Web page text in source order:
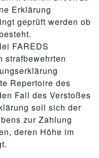
Erklärung
geprüft werden ob
FAREDS
strafbewehrten
Repertoire des
Fall des Verstoßes
soll sich der
zur Zahlung
deren Höhe im